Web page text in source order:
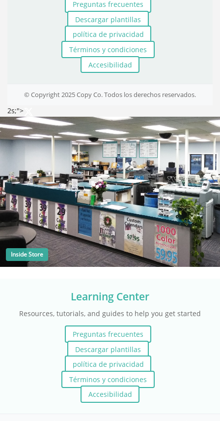
Preguntas frecuentes
Descargar plantillas
política de privacidad
Términos y condiciones
Accesibilidad
© Copyright 2025 Copy Co. Todos los derechos reservados.
2s;">
Inside Store
Learning Center
Resources, tutorials, and guides to help you get started
Preguntas frecuentes
Descargar plantillas
política de privacidad
Términos y condiciones
Accesibilidad